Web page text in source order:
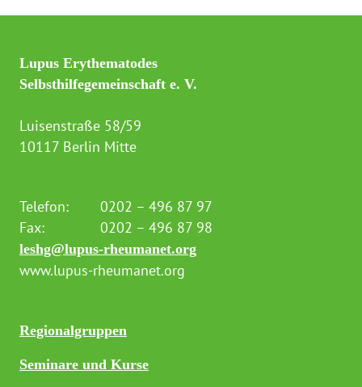
Lupus Erythematodes
Selbsthilfegemeinschaft e. V.
Luisenstraße 58/59
10117 Berlin Mitte
Telefon:
0202 – 496 87 97
Fax:
0202 – 496 87 98
leshg@lupus-rheumanet.org
www.lupus-rheumanet.org
Regionalgruppen
Seminare und Kurse